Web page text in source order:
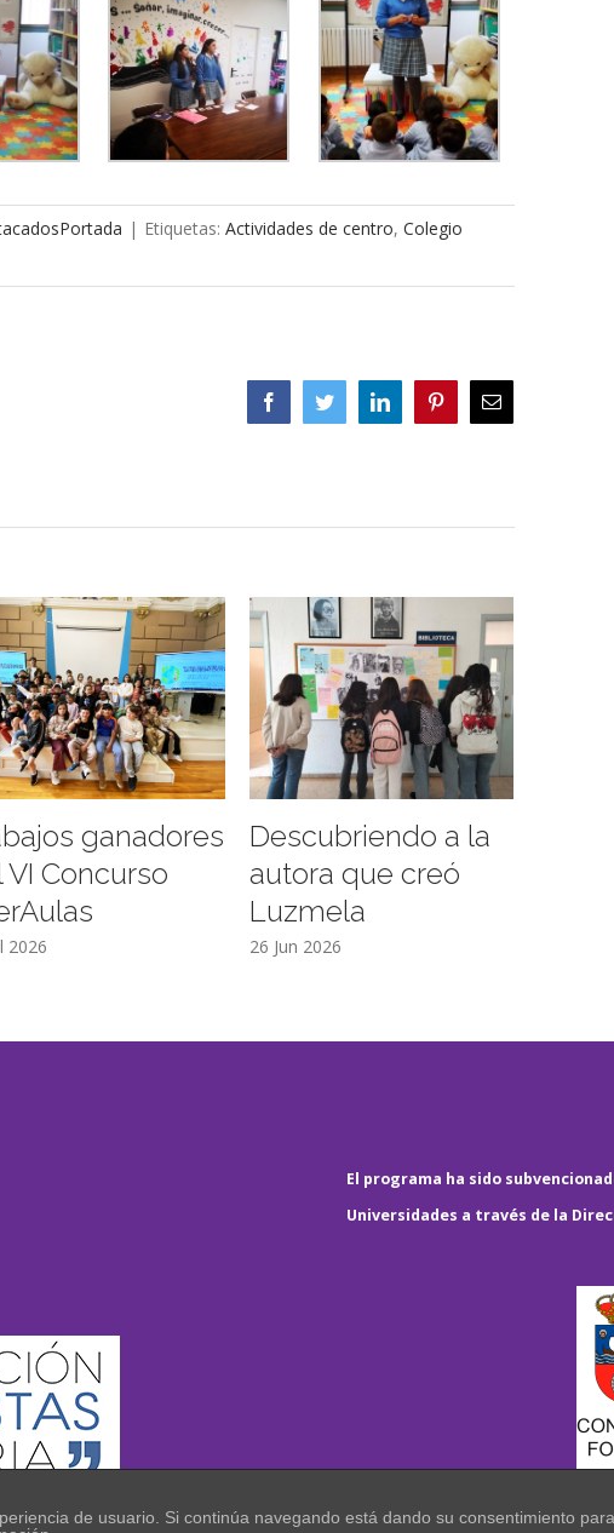
| Etiquetas:Actividades de centro,Colegio
FacebookTwitterLinkedIn PinterestCorreo
electrónico
ganadores
VI Concurso
2026
Descubriendo a la
autora que creó
Luzmela
26 Jun 2026
El programa ha sido
Universidades a través de la
de usuario. Si continúa navegando está dando su consentimiento